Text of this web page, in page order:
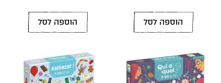
הוספה לסל הוספה לסל